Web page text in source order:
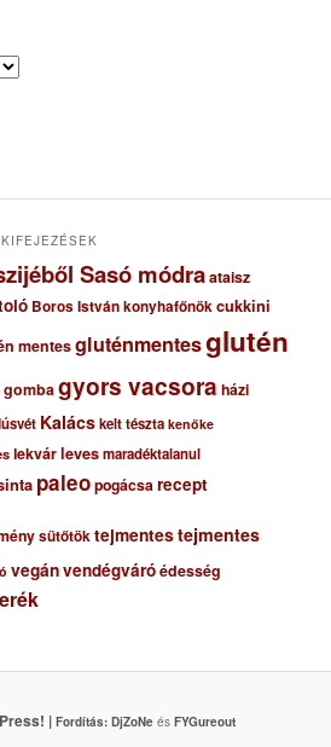
Sasó módraataisz
Boros István konyhafőnökcukkini
mentesgluténmentesglutén
gombagyors vacsora házi
Kalácskelt tészta kenőke
lekvárlevesmaradéktalanul
paleopogácsarecept
sütőtöktejmentestejmentes
vegánvendégváróédesség
| Fordítás: DjZoNeés FYGureout